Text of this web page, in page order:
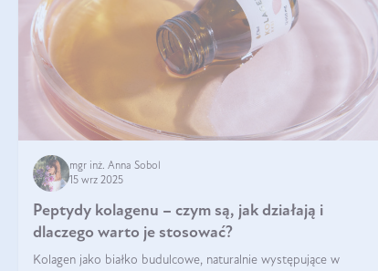
mgr inż. Anna Sobol
15 wrz 2025
Peptydy kolagenu – czym są, jak działają i
dlaczego warto je stosować?
Kolagen jako białko budulcowe, naturalnie występujące w